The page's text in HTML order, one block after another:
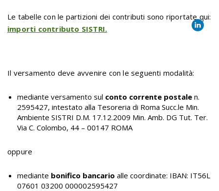
Le tabelle con le partizioni dei contributi sono riportate qui:
importi contributo SISTRI.
Il versamento deve avvenire con le seguenti modalità:
mediante versamento sul conto corrente postale n.
2595427, intestato alla Tesoreria di Roma Succ.le Min.
Ambiente SISTRI D.M. 17.12.2009 Min. Amb. DG Tut. Ter.
Via C. Colombo, 44 – 00147 ROMA
oppure
mediante bonifico bancario alle coordinate: IBAN: IT56L
07601 03200 000002595427